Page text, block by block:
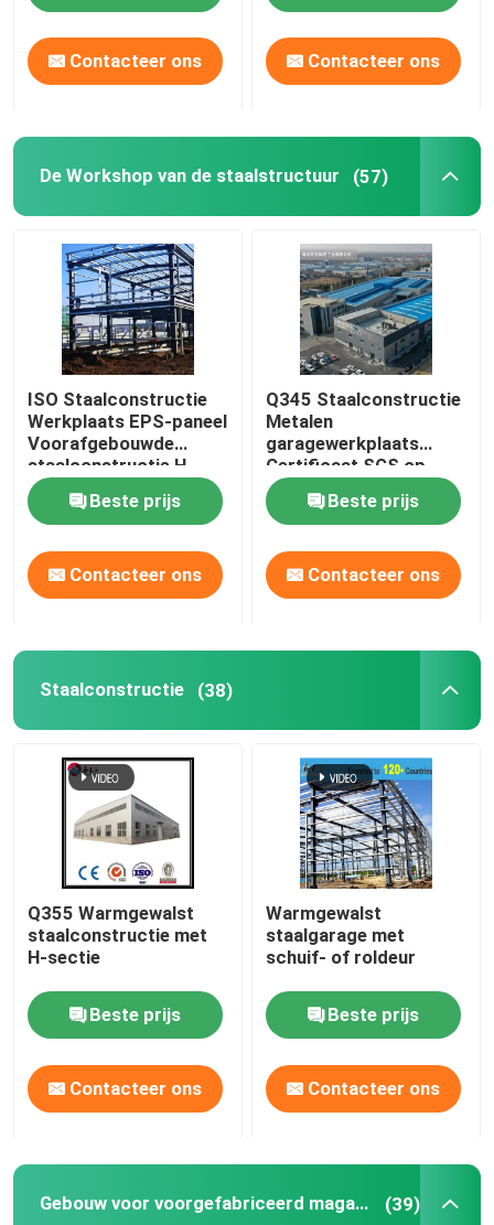
Huis
Producten
Over ons
Fabriekstocht
Kwaliteitscontrole
Neem contact met ons op
Nieuws
Gevallen
Staalconstructie magazijn
Contacteer ons Contacteer ons
De Workshop van de staalstructuur (57)
ISO Staalconstructie
Werkplaats EPS-paneel
Voorafgebouwde
staalconstructie H-
vormig
Beste prijs
Contacteer ons
Q345 Staalconstructie
Metalen
garagewerkplaats
Certificaat SGS op
maat
Beste prijs
Contacteer ons
Staalconstructie (38)
Q355 Warmgewalst
staalconstructie met
H-sectie
Beste prijs
Contacteer ons
Warmgewalst
staalgarage met
schuif- of roldeur
Beste prijs
Contacteer ons
Gebouw voor voorgefabriceerd magazijn (39)